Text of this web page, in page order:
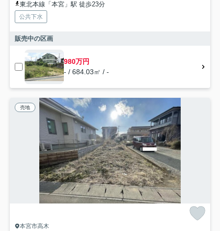
東北本線「本宮」駅 徒歩23分
公共下水
販売中の区画
980万円
- / 684.03㎡ / -
売地
本宮市高木